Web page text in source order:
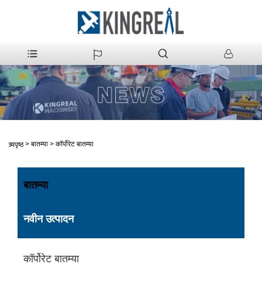
मुख्यपृष्ठ > बातम्या > कॉर्पोरेट बातम्या
बातम्या
नवीन उत्पादन
कॉर्पोरेट बातम्या